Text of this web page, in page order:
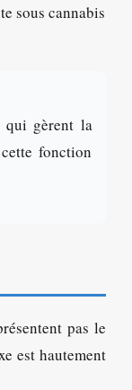
sous cannabis
qui gèrent la
fonction
pas le
est hautement